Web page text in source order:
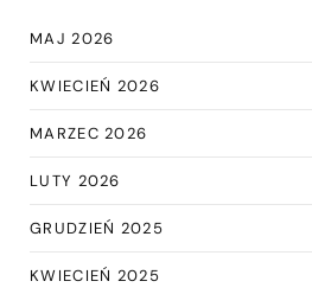
MAJ 2026
KWIECIEŃ 2026
MARZEC 2026
LUTY 2026
GRUDZIEŃ 2025
KWIECIEŃ 2025